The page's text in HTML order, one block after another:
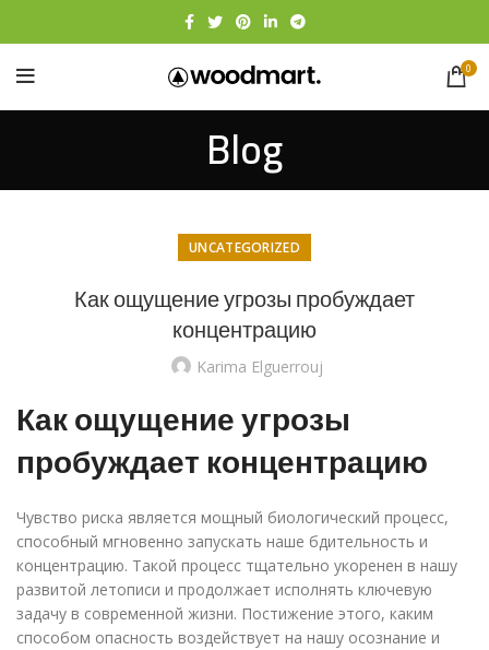
0
Blog
UNCATEGORIZED
Как ощущение угрозы пробуждает
концентрацию
Karima Elguerrouj
Как ощущение угрозы
пробуждает концентрацию
Чувство риска является мощный биологический процесс,
способный мгновенно запускать наше бдительность и
концентрацию. Такой процесс тщательно укоренен в нашу
развитой летописи и продолжает исполнять ключевую
задачу в современной жизни. Постижение этого, каким
способом опасность воздействует на нашу осознание и